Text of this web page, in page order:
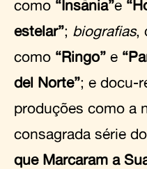
como “Insânia”e
estelar”; biografias,
como “Ringo” e
del Norte”; e docu-
produções como a
consagrada série
que Marcaram a